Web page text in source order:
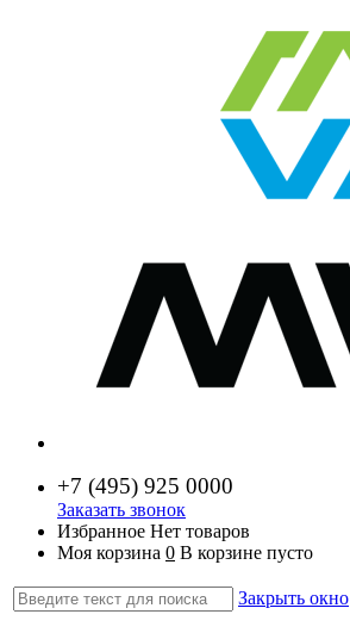
+7 (495) 925 0000
Заказать звонок
Избранное Нет товаров
Моя корзина 0 В корзине пусто
Закрыть окно